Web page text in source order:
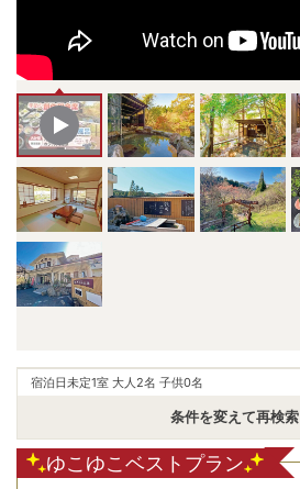
宿泊日未定1室 大人2名 子供0名
条件を変えて再検索
ゆこゆこベストプラン